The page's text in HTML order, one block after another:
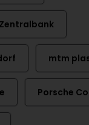
mtm
Porsche